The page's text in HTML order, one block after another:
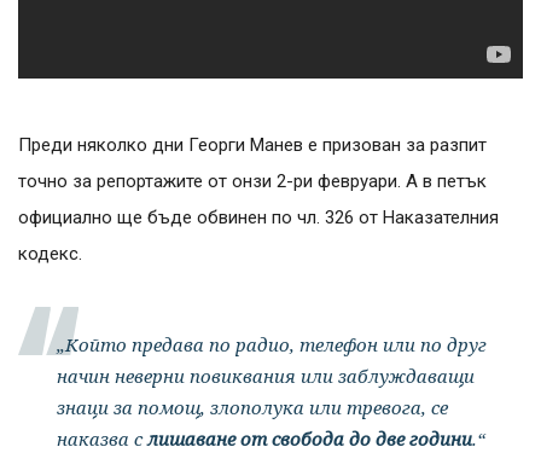
Преди няколко дни Георги Манев е призован за разпит
точно за репортажите от онзи 2-ри февруари. А в петък
официално ще бъде обвинен по чл. 326 от Наказателния
кодекс.
„Който предава по радио, телефон или по друг
начин неверни повиквания или заблуждаващи
знаци за помощ, злополука или тревога, се
наказва слишаване от свобода до две години.“